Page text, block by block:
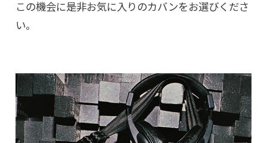
この機会に是非お気に入りのカバンをお選びくださ
い。